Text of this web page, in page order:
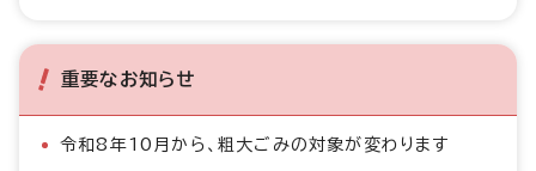
重要なお知らせ
令和8年10月から、粗大ごみの対象が変わります